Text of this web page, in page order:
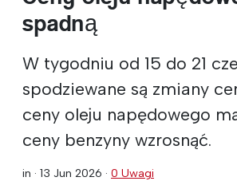
spadną
W tygodniu od 15 do 21
spodziewane są zmiany
ceny oleju napędowego
ceny benzyny wzrosnąć.
in · 13 Jun 2026 · 0 Uwagi